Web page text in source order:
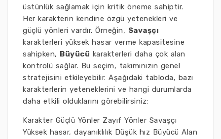
üstünlük sağlamak için kritik öneme sahiptir.
Her karakterin kendine özgü yetenekleri ve
güçlü yönleri vardır. Örneğin, Savaşçı
karakterleri yüksek hasar verme kapasitesine
sahipken, Büyücü karakterleri daha çok alan
kontrolü sağlar. Bu seçim, takımınızın genel
stratejisini etkileyebilir. Aşağıdaki tabloda, bazı
karakterlerin yeteneklerini ve hangi durumlarda
daha etkili olduklarını görebilirsiniz:
Karakter Güçlü Yönler Zayıf Yönler Savaşçı
Yüksek hasar, dayanıklılık Düşük hız Büyücü Alan